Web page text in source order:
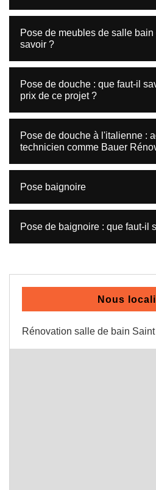
Pose de meubles de salle bain
savoir ?
Pose de douche : que faut-il
prix de ce projet ?
Pose de douche à l'italienne :
technicien comme Bauer
Pose baignoire
Pose de baignoire : que faut-il
Nous
Rénovation salle de bain